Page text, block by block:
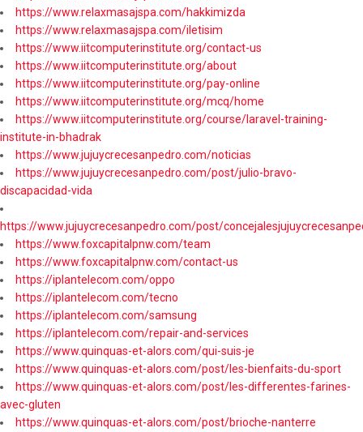
https://www.relaxmasajspa.com/hakkimizda
https://www.relaxmasajspa.com/iletisim
https://www.iitcomputerinstitute.org/contact-us
https://www.iitcomputerinstitute.org/about
https://www.iitcomputerinstitute.org/pay-online
https://www.iitcomputerinstitute.org/mcq/home
https://www.iitcomputerinstitute.org/course/laravel-training-
institute-in-bhadrak
https://www.jujuycrecesanpedro.com/noticias
https://www.jujuycrecesanpedro.com/post/julio-bravo-
discapacidad-vida
https://www.jujuycrecesanpedro.com/post/
https://www.foxcapitalpnw.com/team
https://www.foxcapitalpnw.com/contact-us
https://iplantelecom.com/oppo
https://iplantelecom.com/tecno
https://iplantelecom.com/samsung
https://iplantelecom.com/repair-and-services
https://www.quinquas-et-alors.com/qui-suis-je
https://www.quinquas-et-alors.com/post/les-bienfaits-du-sport
https://www.quinquas-et-alors.com/post/les-differentes-farines-
avec-gluten
https://www.quinquas-et-alors.com/post/brioche-nanterre